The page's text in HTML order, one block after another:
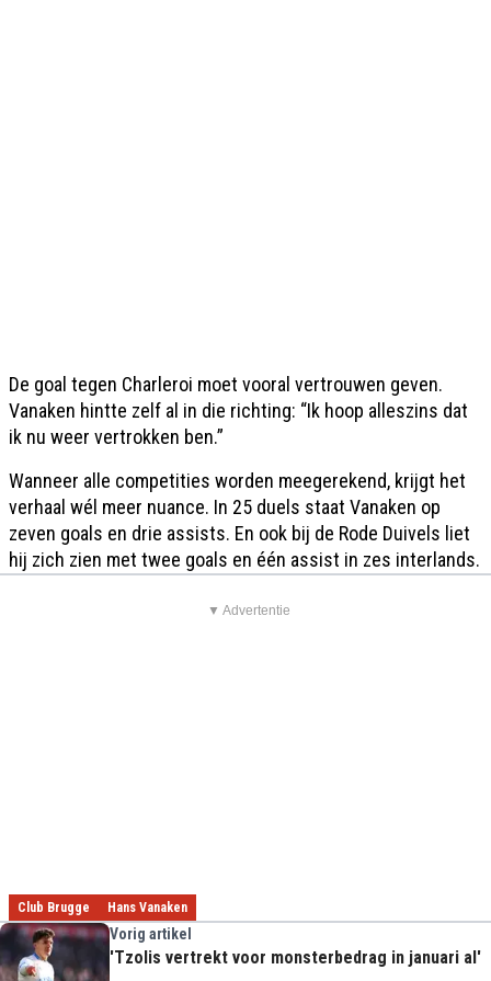
De goal tegen Charleroi moet vooral vertrouwen geven.
Vanaken hintte zelf al in die richting: “Ik hoop alleszins dat
ik nu weer vertrokken ben.”
Wanneer alle competities worden meegerekend, krijgt het
verhaal wél meer nuance. In 25 duels staat Vanaken op
zeven goals en drie assists. En ook bij de Rode Duivels liet
hij zich zien met twee goals en één assist in zes interlands.
▼ Advertentie
Club Brugge Hans Vanaken
Vorig artikel
'Tzolis vertrekt voor monsterbedrag in januari al'